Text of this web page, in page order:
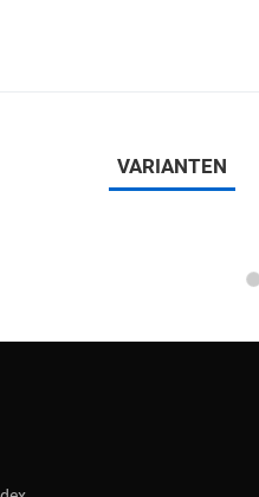
VARIANTEN